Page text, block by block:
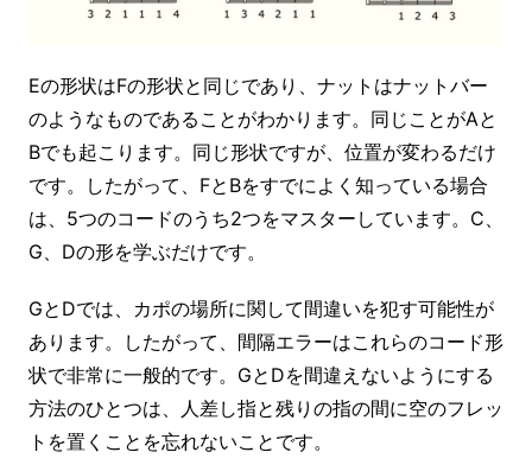
Eの形状はFの形状と同じであり、ナットはナットバー
のようなものであることがわかります。同じことがAと
Bでも起こります。同じ形状ですが、位置が変わるだけ
です。したがって、FとBをすでによく知っている場合
は、5つのコードのうち2つをマスターしています。C、
G、Dの形を学ぶだけです。
GとDでは、カポの場所に関して間違いを犯す可能性が
あります。したがって、間隔エラーはこれらのコード形
状で非常に一般的です。GとDを間違えないようにする
方法のひとつは、人差し指と残りの指の間に空のフレッ
トを置くことを忘れないことです。